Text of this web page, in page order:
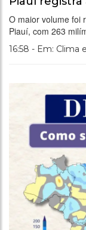
O maior volume foi
Piauí, com 263
16:58 - Em: Clima